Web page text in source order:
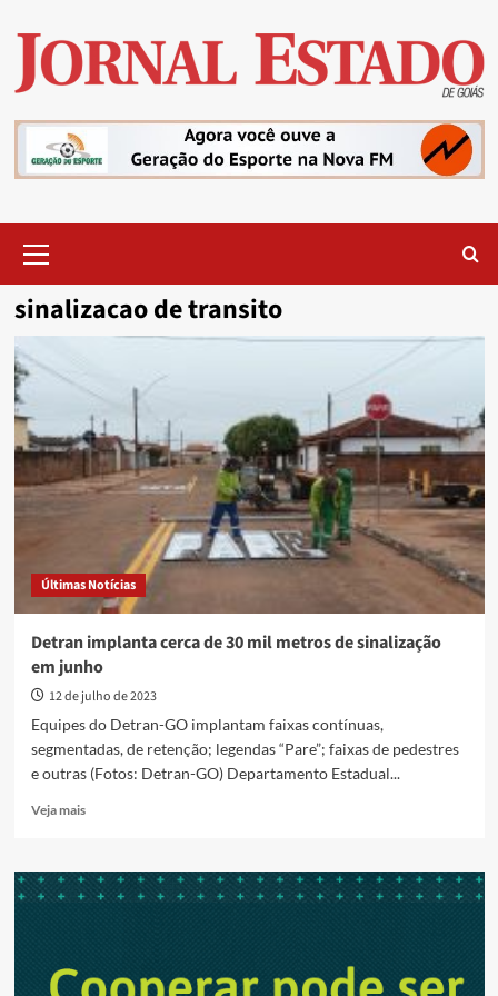
content
Menu
sinalizacao de transito
Últimas Notícias
Detran implanta cerca de 30 mil metros de sinalização
em junho
12 de julho de 2023
Equipes do Detran-GO implantam faixas contínuas,
segmentadas, de retenção; legendas “Pare”; faixas de pedestres
e outras (Fotos: Detran-GO) Departamento Estadual...
Veja maisRead
Detran
implanta
mil